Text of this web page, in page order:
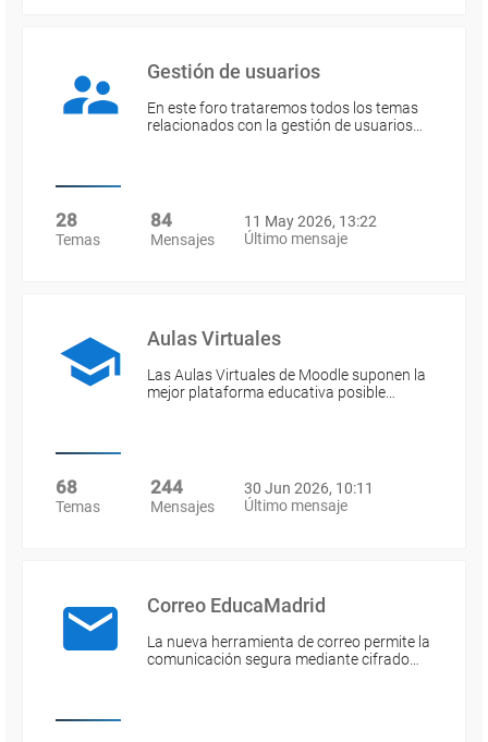
Gestión de usuarios
En este foro trataremos todos los temas
relacionados con la gestión de usuarios…
28
Temas
84
Mensajes
11 May 2026, 13:22
Último mensaje
Aulas Virtuales
Las Aulas Virtuales de Moodle suponen la
mejor plataforma educativa posible…
68
Temas
244
Mensajes
30 Jun 2026, 10:11
Último mensaje
Correo EducaMadrid
La nueva herramienta de correo permite la
comunicación segura mediante cifrado…